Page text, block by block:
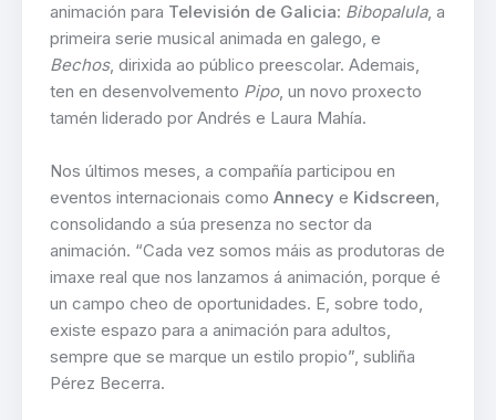
animación para Televisión de Galicia: Bibopalula, a
primeira serie musical animada en galego, e
Bechos, dirixida ao público preescolar. Ademais,
ten en desenvolvemento Pipo, un novo proxecto
tamén liderado por Andrés e Laura Mahía.
Nos últimos meses, a compañía participou en
eventos internacionais como Annecy e Kidscreen,
consolidando a súa presenza no sector da
animación. “Cada vez somos máis as produtoras de
imaxe real que nos lanzamos á animación, porque é
un campo cheo de oportunidades. E, sobre todo,
existe espazo para a animación para adultos,
sempre que se marque un estilo propio”, subliña
Pérez Becerra.